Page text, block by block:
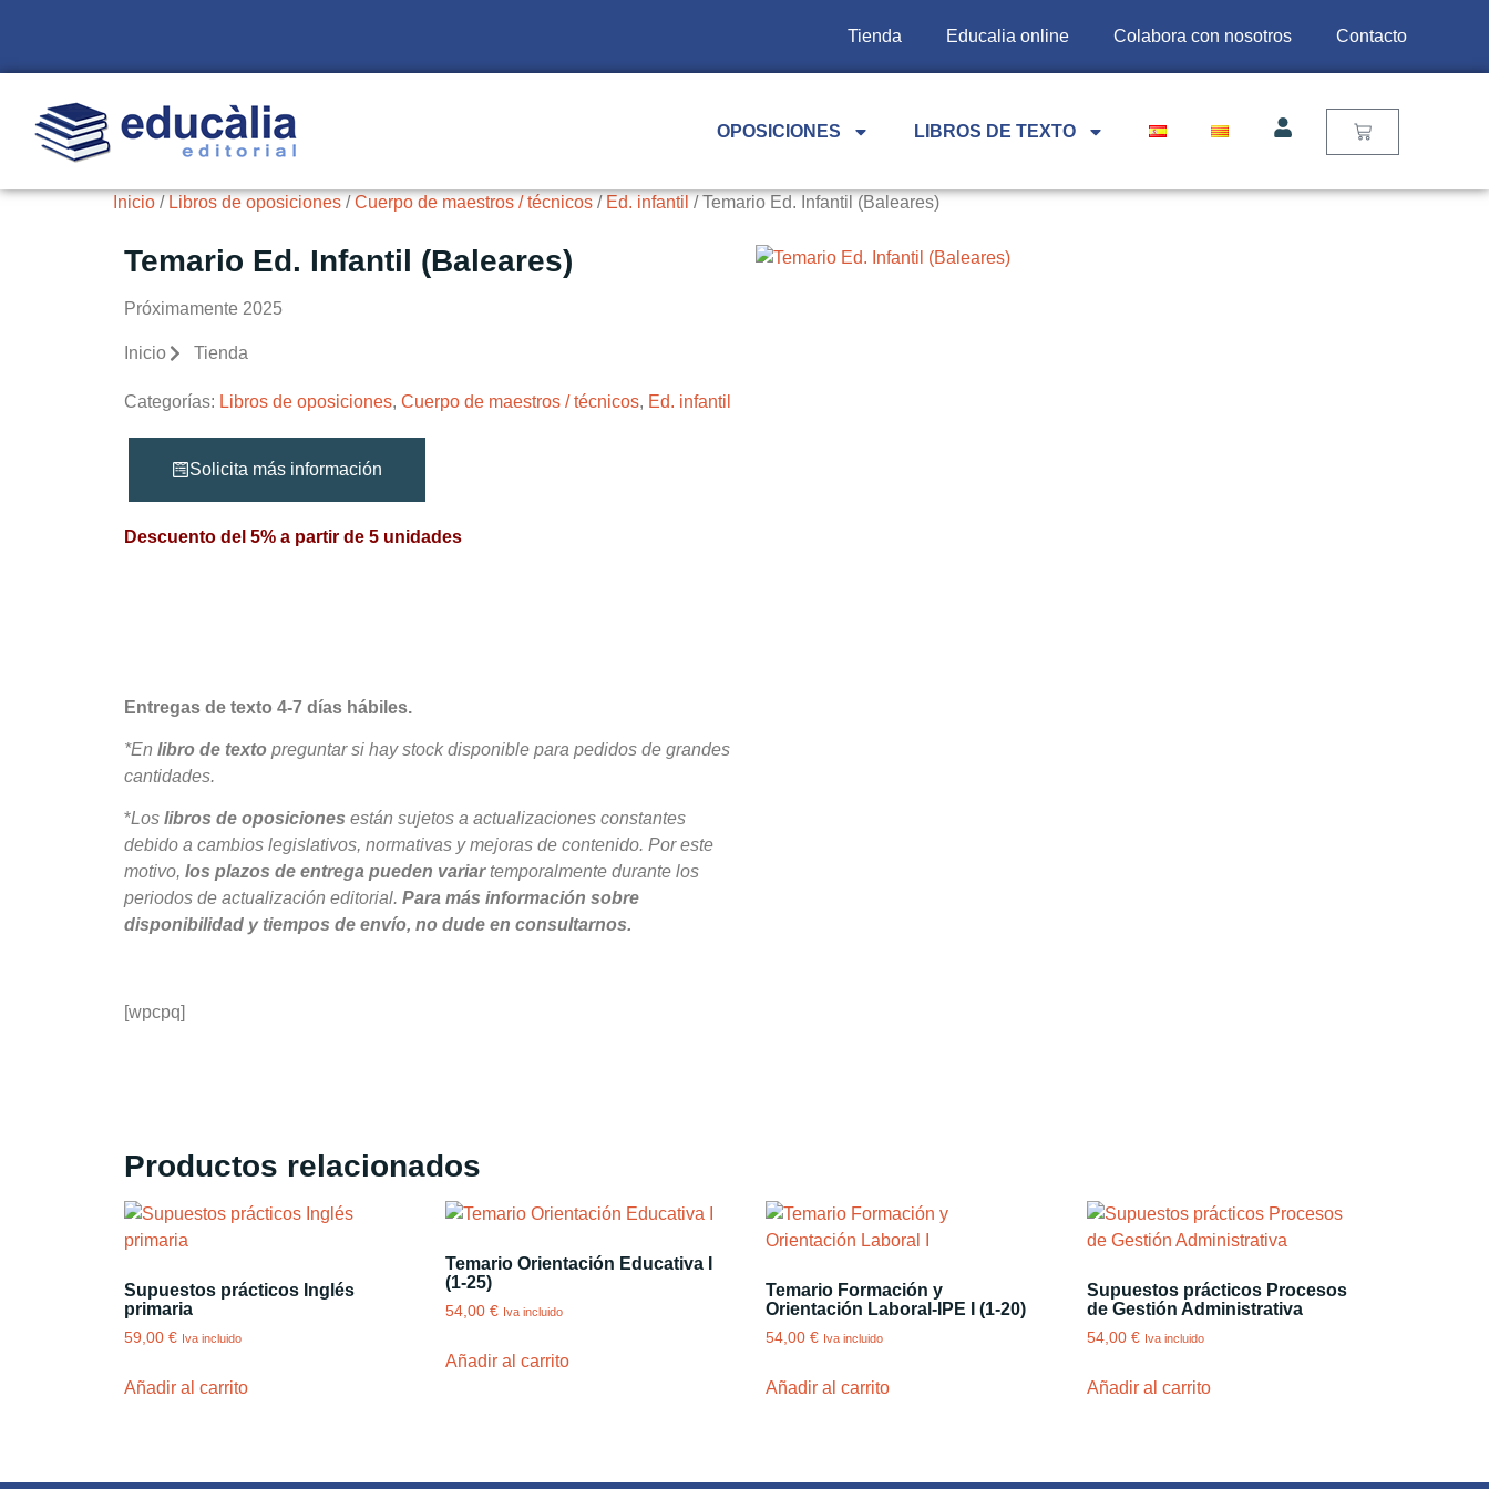
Tienda Educalia online Colabora con nosotros Contacto
OPOSICIONES LIBROS DE TEXTO
Inicio / Libros de oposiciones /Cuerpo de maestros / técnicos / Ed. infantil / Temario Ed. Infantil (Baleares)
Temario Ed. Infantil (Baleares)
Próximamente 2025
Inicio Tienda
Categorías: Libros de oposiciones, Cuerpo de maestros / técnicos, Ed. infantil
Solicita más información
Descuento del 5% a partir de 5 unidades
Entregas de texto 4-7 días hábiles.
*En libro de texto preguntar si hay stock disponible para pedidos de grandes
cantidades.
*Los libros de oposiciones están sujetos a actualizaciones constantes
debido a cambios legislativos, normativas y mejoras de contenido. Por este
motivo, los plazos de entrega pueden variartemporalmente durante los
periodos de actualización editorial. Para más información sobre
disponibilidad y tiempos de envío, no dude en consultarnos.
[wpcpq]
Productos relacionados
Supuestos prácticos Inglés
primaria
59,00 € Iva incluido
Añadir al carrito
Temario Orientación Educativa I
(1-25)
54,00 € Iva incluido
Añadir al carrito
Temario Formación y
Orientación Laboral-IPE I (1-20)
54,00 € Iva incluido
Añadir al carrito
Supuestos prácticos Procesos
de Gestión Administrativa
54,00 € Iva incluido
Añadir al carrito